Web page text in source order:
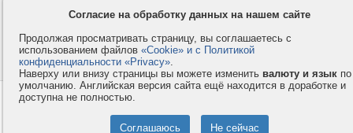
Как оплатить
Форумы
© 2008-2026VMESTE.EU
Согласие на обработку данных на нашем сайте
Продолжая просматривать страницу, вы соглашаетесь с
использованием файлов «Cookie» и с Политикой
конфиденциальности «Privacy».
Наверху или внизу страницы вы можете изменить валюту и язык по
умолчанию. Английская версия сайта ещё находится в доработке и
доступна не полностью.